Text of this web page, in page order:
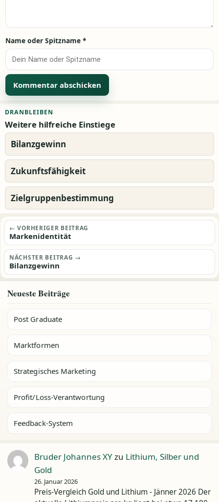
Name oder Spitzname *
DRANBLEIBEN
Weitere hilfreiche Einstiege
Bilanzgewinn
Zukunftsfähigkeit
Zielgruppenbestimmung
Beitragsnavigation
← VORHERIGER BEITRAG
Markenidentität
NÄCHSTER BEITRAG →
Bilanzgewinn
Neueste Beiträge
Post Graduate
Marktformen
Strategisches Marketing
Profit/Loss-Verantwortung
Feedback-System
Bruder Johannes XYzu Lithium, Silber und
Gold
26. Januar 2026
Preis-Vergleich Gold und Lithium - Jänner 2026 Der